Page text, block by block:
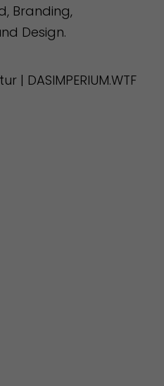
Branding,
Design.
| DASIMPERIUM.WTF